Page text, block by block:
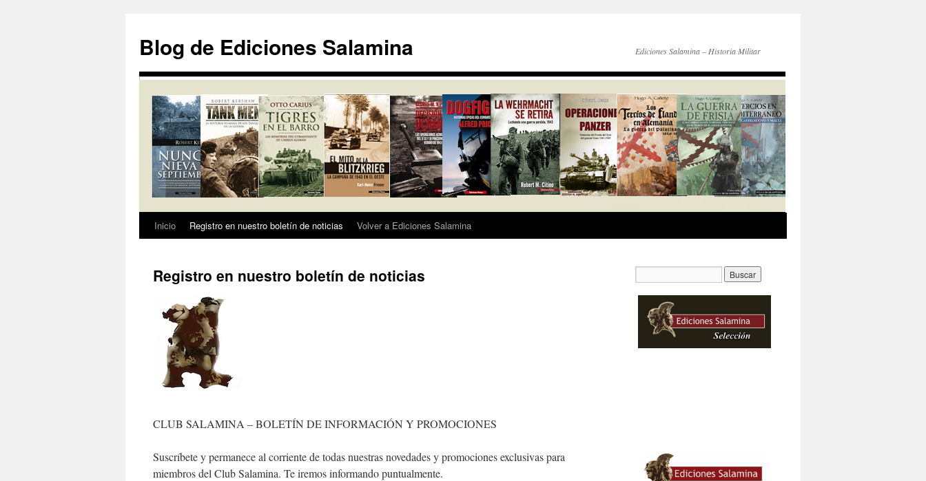
contenido
Blog de Ediciones Salamina Ediciones Salamina – Historia Militar
Inicio Registro en nuestro boletín de noticias Volver a Ediciones Salamina
Registro en nuestro boletín de noticias
CLUB SALAMINA – BOLETÍN DE INFORMACIÓN Y PROMOCIONES
Suscríbete y permanece al corriente de todas nuestras novedades y promociones exclusivas para
miembros del Club Salamina. Te iremos informando puntualmente.